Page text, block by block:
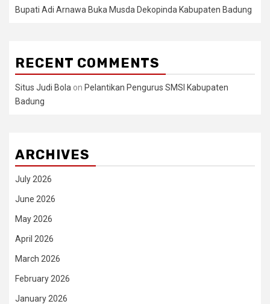
Bupati Adi Arnawa Buka Musda Dekopinda Kabupaten Badung
RECENT COMMENTS
Situs Judi Bola on Pelantikan Pengurus SMSI Kabupaten
Badung
ARCHIVES
July 2026
June 2026
May 2026
April 2026
March 2026
February 2026
January 2026